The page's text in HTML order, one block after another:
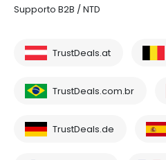
Supporto B2B / NTD
TrustDeals.at
TrustDeals.com.br
TrustDeals.de